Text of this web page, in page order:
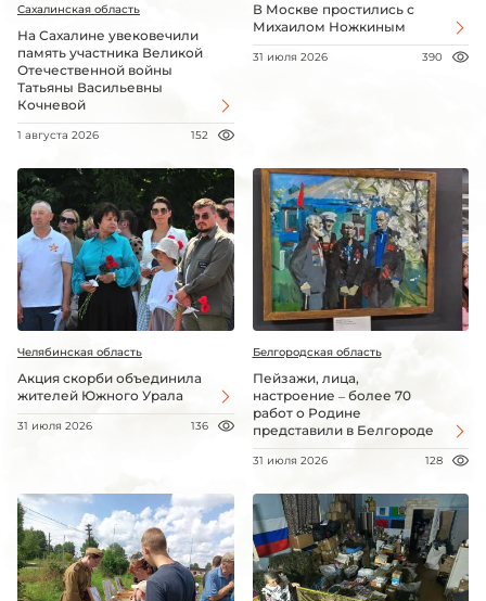
Сахалинская область
На Сахалине увековечили
память участника Великой
Отечественной войны
Татьяны Васильевны
Кочневой
1 августа 2026 152
В Москве простились с
Михаилом Ножкиным
31 июля 2026 390
Челябинская область
Акция скорби объединила
жителей Южного Урала
31 июля 2026 136
Белгородская область
Пейзажи, лица,
настроение – более 70
работ о Родине
представили в Белгороде
31 июля 2026 128